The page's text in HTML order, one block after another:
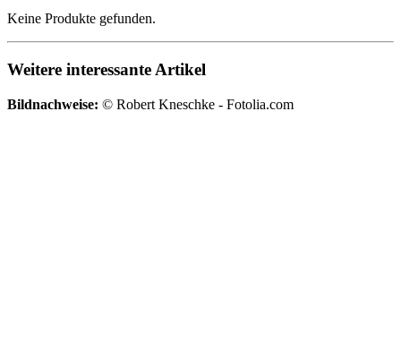
Keine Produkte gefunden.
Weitere interessante Artikel
Bildnachweise: © Robert Kneschke - Fotolia.com